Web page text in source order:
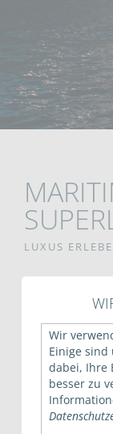
Wir
Einige
dabei, Ihre Erfahrung mit unserer Webseite
besser zu
LUXUS
einzigartig
nach Ihrem
erlesene
Seeluft Ihre
machen Ihren